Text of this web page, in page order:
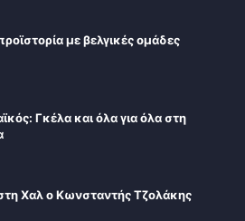
με βελγικές ομάδες
Γκέλα και όλα για όλα στη
Χαλ ο Κωνσταντής Τζολάκης